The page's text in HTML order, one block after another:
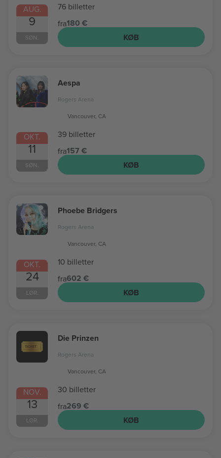
AUG.
9
SØN.
76 billetter
fra180 €
KØB
OKT.
11
SØN.
Aespa
Rogers Arena
Vancouver, CA
39 billetter
fra157 €
KØB
OKT.
24
LØR.
Phoebe Bridgers
Rogers Arena
Vancouver, CA
10 billetter
fra602 €
KØB
NOV.
13
LØR.
Die Prinzen
Rogers Arena
Vancouver, CA
30 billetter
fra269 €
KØB